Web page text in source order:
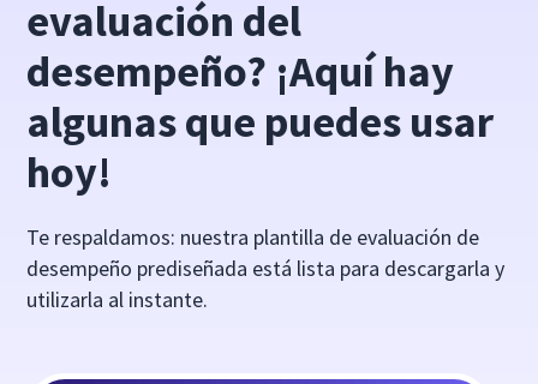
evaluación del
desempeño? ¡Aquí hay
algunas que puedes usar
hoy!
Te respaldamos: nuestra plantilla de evaluación de
desempeño prediseñada está lista para descargarla y
utilizarla al instante.